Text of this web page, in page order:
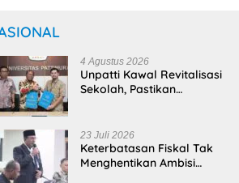
4 Agustus 2026
Unpatti Kawal Revitalisasi
Sekolah, Pastikan
Sasaran
23 Juli 2026
Keterbatasan Fiskal Tak
Menghentikan Ambisi